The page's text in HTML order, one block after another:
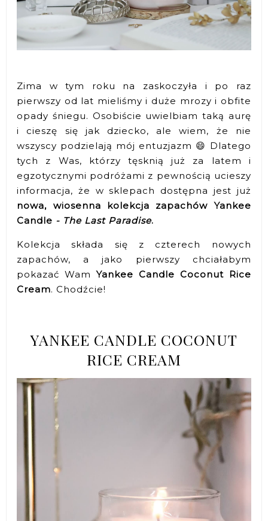
Zima w tym roku na zaskoczyła i po raz
pierwszy od lat mieliśmy i duże mrozy i obfite
opady śniegu. Osobiście uwielbiam taką aurę
i cieszę się jak dziecko, ale wiem, że nie
wszyscy podzielają mój entuzjazm 😄 Dlatego
tych z Was, którzy tęsknią już za latem i
egzotycznymi podróżami z pewnością ucieszy
informacja, że w sklepach dostępna jest już
nowa, wiosenna kolekcja zapachów Yankee
Candle - The Last Paradise.
Kolekcja składa się z czterech nowych
zapachów, a jako pierwszy chciałabym
pokazać WamYankee Candle Coconut Rice
Cream. Chodźcie!
YANKEE CANDLE COCONUT
RICE CREAM